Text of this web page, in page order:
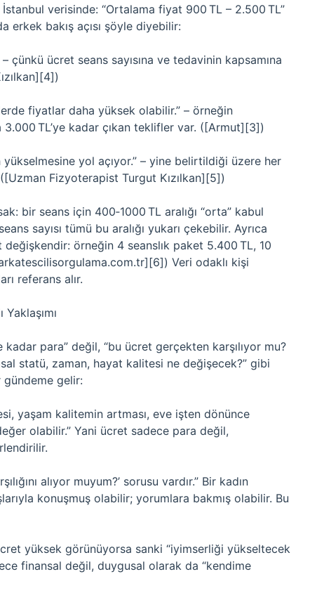
verisinde: “Ortalama fiyat 900 TL – 2.500 TL”
erkek bakış açısı şöyle diyebilir:
çünkü ücret seans sayısına ve tedavinin kapsamına
fiyatlar daha yüksek olabilir.” – örneğin
3.000 TL’ye kadar çıkan teklifler var. ([Armut][3])
yükselmesine yol açıyor.” – yine belirtildiği üzere her
Fizyoterapist Turgut Kızılkan][5])
bir seans için 400‑1000 TL aralığı “orta” kabul
sayısı tümü bu aralığı yukarı çekebilir. Ayrıca
örneğin 4 seanslık paket 5.400 TL, 10
Veri odaklı kişi
referans alır.
kadar para” değil, “bu ücret gerçekten karşılıyor mu?
statü, zaman, hayat kalitesi ne değişecek?” gibi
gündeme gelir:
yaşam kalitemin artması, eve işten dönünce
olabilir.” Yani ücret sadece para değil,
alıyor muyum?’ sorusu vardır.” Bir kadın
konuşmuş olabilir; yorumlara bakmış olabilir. Bu
yüksek görünüyorsa sanki “iyimserliği yükseltecek
finansal değil, duygusal olarak da “kendime